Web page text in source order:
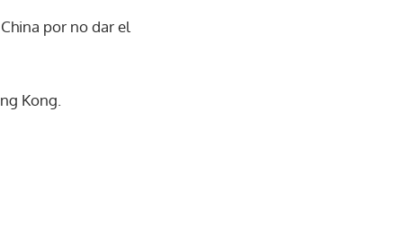
por no dar el
Kong.